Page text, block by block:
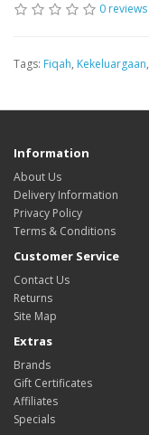
0 reviews
Tags: Fiqah, Kekeluargaan,
Information
About Us
Delivery Information
Privacy Policy
Terms & Conditions
Customer Service
Contact Us
Returns
Site Map
Extras
Brands
Gift Certificates
Affiliates
Specials